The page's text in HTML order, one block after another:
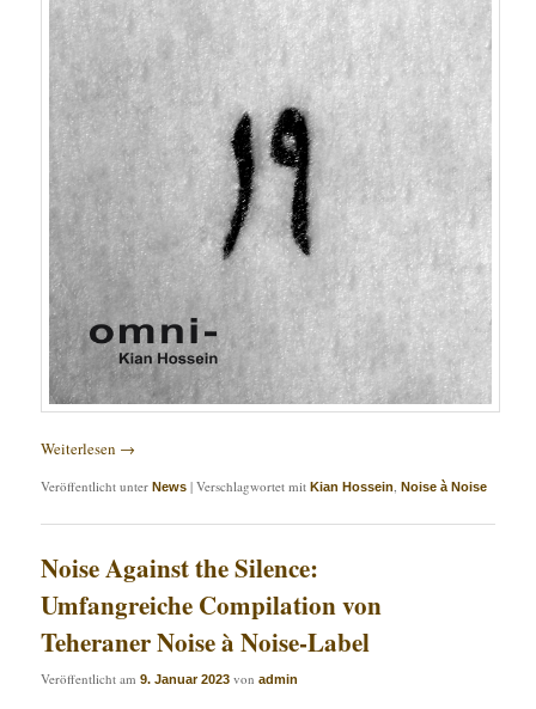
Weiterlesen →
Veröffentlicht unter News |Verschlagwortet mit Kian Hossein,Noise à Noise
Noise Against the Silence:
Umfangreiche Compilation von
Teheraner Noise à Noise-Label
Veröffentlicht am9. Januar 2023 vonadmin